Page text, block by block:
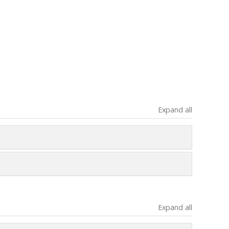
Expand all
Expand all